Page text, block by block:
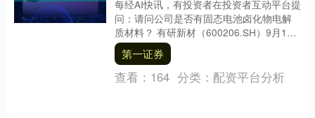
每经AI快讯，有投资者在投资者互动平台提
问：请问公司是否有固态电池卤化物电解
质材料？ 有研新材（600206.SH）9月18
日在投资者互动平台表示，公司暂无批
量....第一证券
查看： 164 分类： 配资平台分析